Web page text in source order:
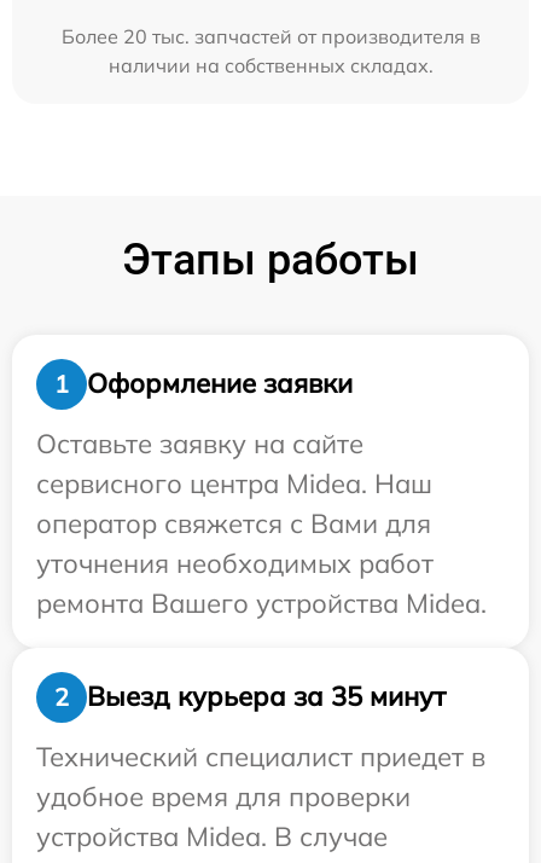
Более 20 тыс. запчастей от производителя в
наличии на собственных складах.
Этапы работы
1
Оформление заявки
Оставьте заявку на сайте
сервисного центра Midea. Наш
оператор свяжется с Вами для
уточнения необходимых работ
ремонта Вашего устройства Midea.
2
Выезд курьера за 35 минут
Технический специалист приедет в
удобное время для проверки
устройства Midea. В случае